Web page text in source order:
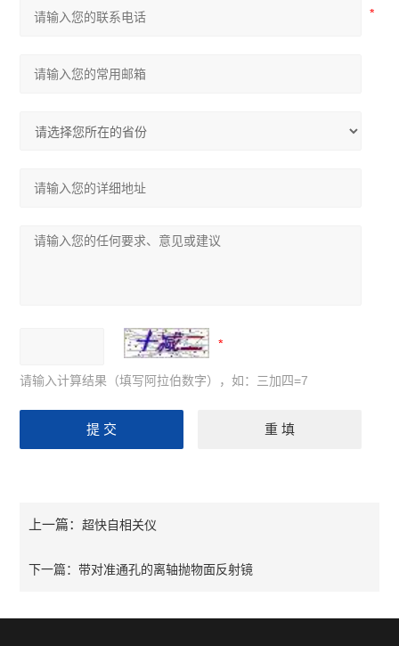
请输入计算结果（填写阿拉伯数字），如：三加四=7
上一篇：超快自相关仪
下一篇：带对准通孔的离轴抛物面反射镜